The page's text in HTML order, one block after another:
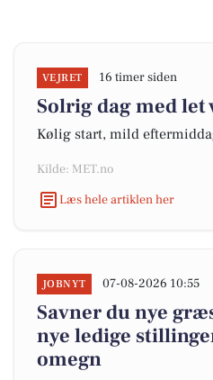
VEJRET 16 timer siden
Solrig dag med
Kølig start, mild
Kilde: MET.no
Læs hele artiklen her
JOBNYT 07-08-2026 10:55
Savner du nye
nye ledige
omegn